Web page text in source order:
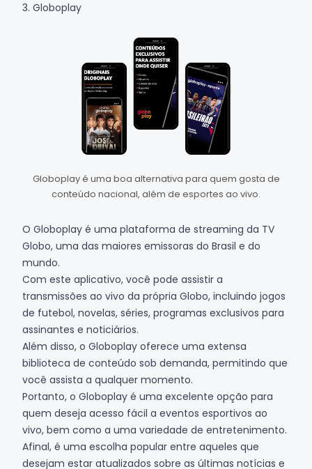
3. Globoplay
Globoplay é uma boa alternativa para quem gosta de
conteúdo nacional, além de esportes ao vivo.
O Globoplay é uma plataforma de streaming da TV
Globo, uma das maiores emissoras do Brasil e do
mundo.
Com este aplicativo, você pode assistir a
transmissões ao vivo da própria Globo, incluindo jogos
de futebol, novelas, séries, programas exclusivos para
assinantes e noticiários.
Além disso, o Globoplay oferece uma extensa
biblioteca de conteúdo sob demanda, permitindo que
você assista a qualquer momento.
Portanto, o Globoplay é uma excelente opção para
quem deseja acesso fácil a eventos esportivos ao
vivo, bem como a uma variedade de entretenimento.
Afinal, é uma escolha popular entre aqueles que
desejam estar atualizados sobre as últimas notícias e